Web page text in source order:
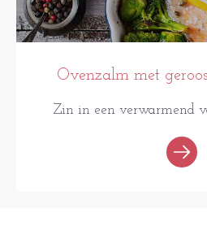
Ovenzalm met
Zin in een verwarmend